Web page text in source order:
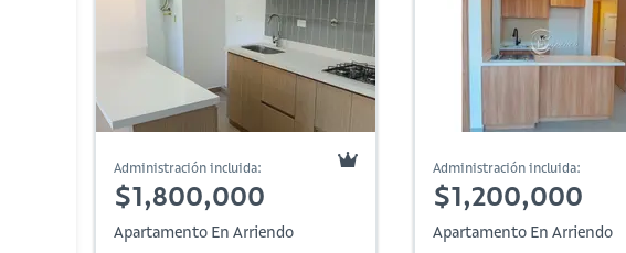
Administración incluida:
$1,800,000
Apartamento En Arriendo
Administración incluida:
$1,200,000
Apartamento En Arriendo